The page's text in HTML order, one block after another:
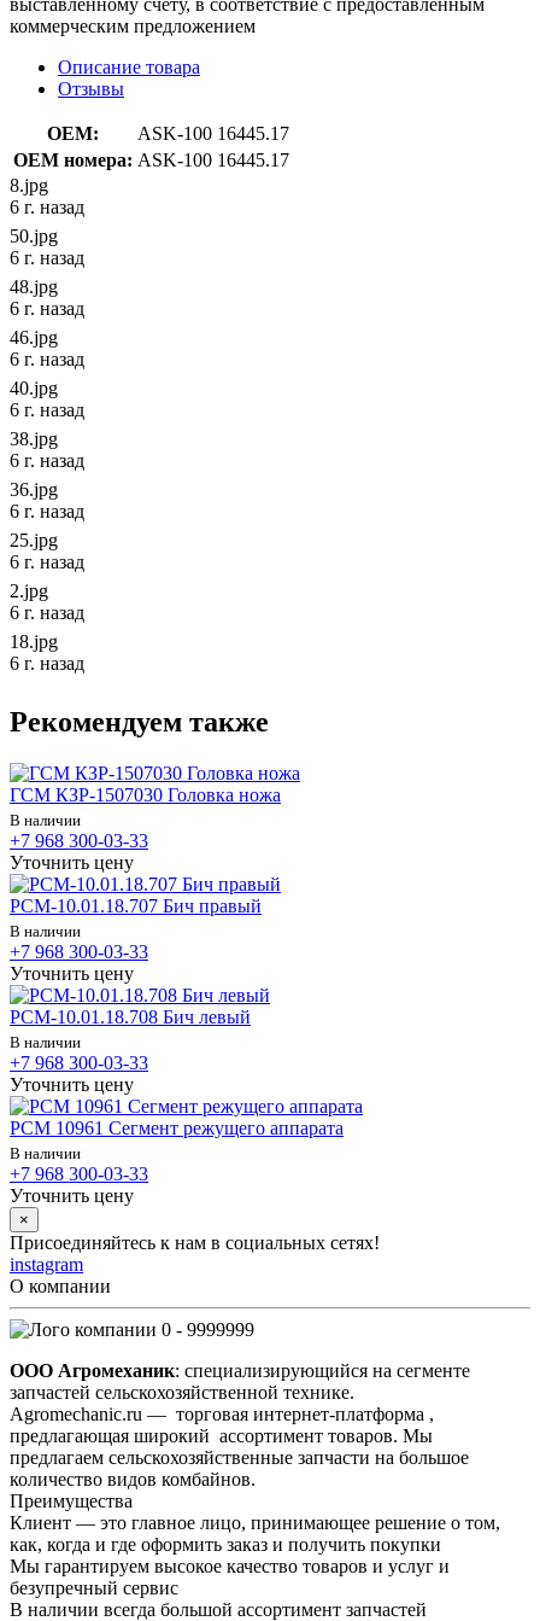
коммерческим предложением
Описание товара
Отзывы
OEM:
ASK-100 16445.17
OEM номера: ASK-100 16445.17
8.jpg
6 г. назад
50.jpg
6 г. назад
48.jpg
6 г. назад
46.jpg
6 г. назад
40.jpg
6 г. назад
38.jpg
6 г. назад
36.jpg
6 г. назад
25.jpg
6 г. назад
2.jpg
6 г. назад
18.jpg
6 г. назад
Рекомендуем также
ГСМ КЗР-1507030 Головка ножа
В наличии
+7 968 300-03-33
Уточнить цену
РСМ-10.01.18.707 Бич правый
В наличии
+7 968 300-03-33
Уточнить цену
РСМ-10.01.18.708 Бич левый
В наличии
+7 968 300-03-33
Уточнить цену
РСМ 10961 Сегмент режущего аппарата
В наличии
+7 968 300-03-33
Уточнить цену
×
Присоединяйтесь к нам в социальных сетях!
instagram
О компании
0 - 9999999
ООО Агромеханик: специализирующийся на сегменте
запчастей сельскохозяйственной технике.
Agromechanic.ru — торговая интернет-платформа ,
предлагающая широкий ассортимент товаров. Мы
предлагаем сельскохозяйственные запчасти на большое
количество видов комбайнов.
Преимущества
Клиент — это главное лицо, принимающее решение о том,
как, когда и где оформить заказ и получить покупки
Мы гарантируем высокое качество товаров и услуг и
безупречный сервис
В наличии всегда большой ассортимент запчастей